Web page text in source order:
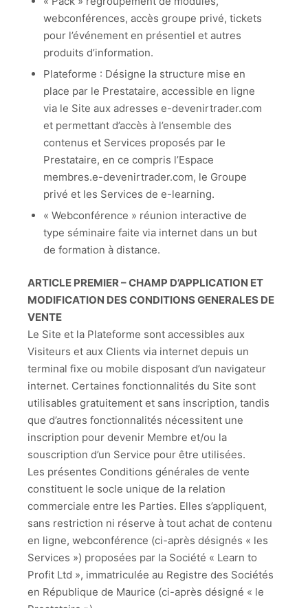
webconférences, accès groupe privé, tickets
pour l’événement en présentiel et autres
produits d’information.
Plateforme : Désigne la structure mise en
place par le Prestataire, accessible en ligne
via le Site aux adresses e-devenirtrader.com
et permettant d’accès à l’ensemble des
contenus et Services proposés par le
Prestataire, en ce compris l’Espace
membres.e-devenirtrader.com, le Groupe
privé et les Services de e-learning.
« Webconférence » réunion interactive de
type séminaire faite via internet dans un but
de formation à distance.
ARTICLE PREMIER – CHAMP D’APPLICATION ET
MODIFICATION DES CONDITIONS GENERALES DE
VENTE
Le Site et la Plateforme sont accessibles aux
Visiteurs et aux Clients via internet depuis un
terminal fixe ou mobile disposant d’un navigateur
internet. Certaines fonctionnalités du Site sont
utilisables gratuitement et sans inscription, tandis
que d’autres fonctionnalités nécessitent une
inscription pour devenir Membre et/ou la
souscription d’un Service pour être utilisées.
Les présentes Conditions générales de vente
constituent le socle unique de la relation
commerciale entre les Parties. Elles s’appliquent,
sans restriction ni réserve à tout achat de contenu
en ligne, webconférence (ci-après désignés « les
Services ») proposées par la Société « Learn to
Profit Ltd », immatriculée au Registre des Sociétés
en République de Maurice (ci-après désigné « le